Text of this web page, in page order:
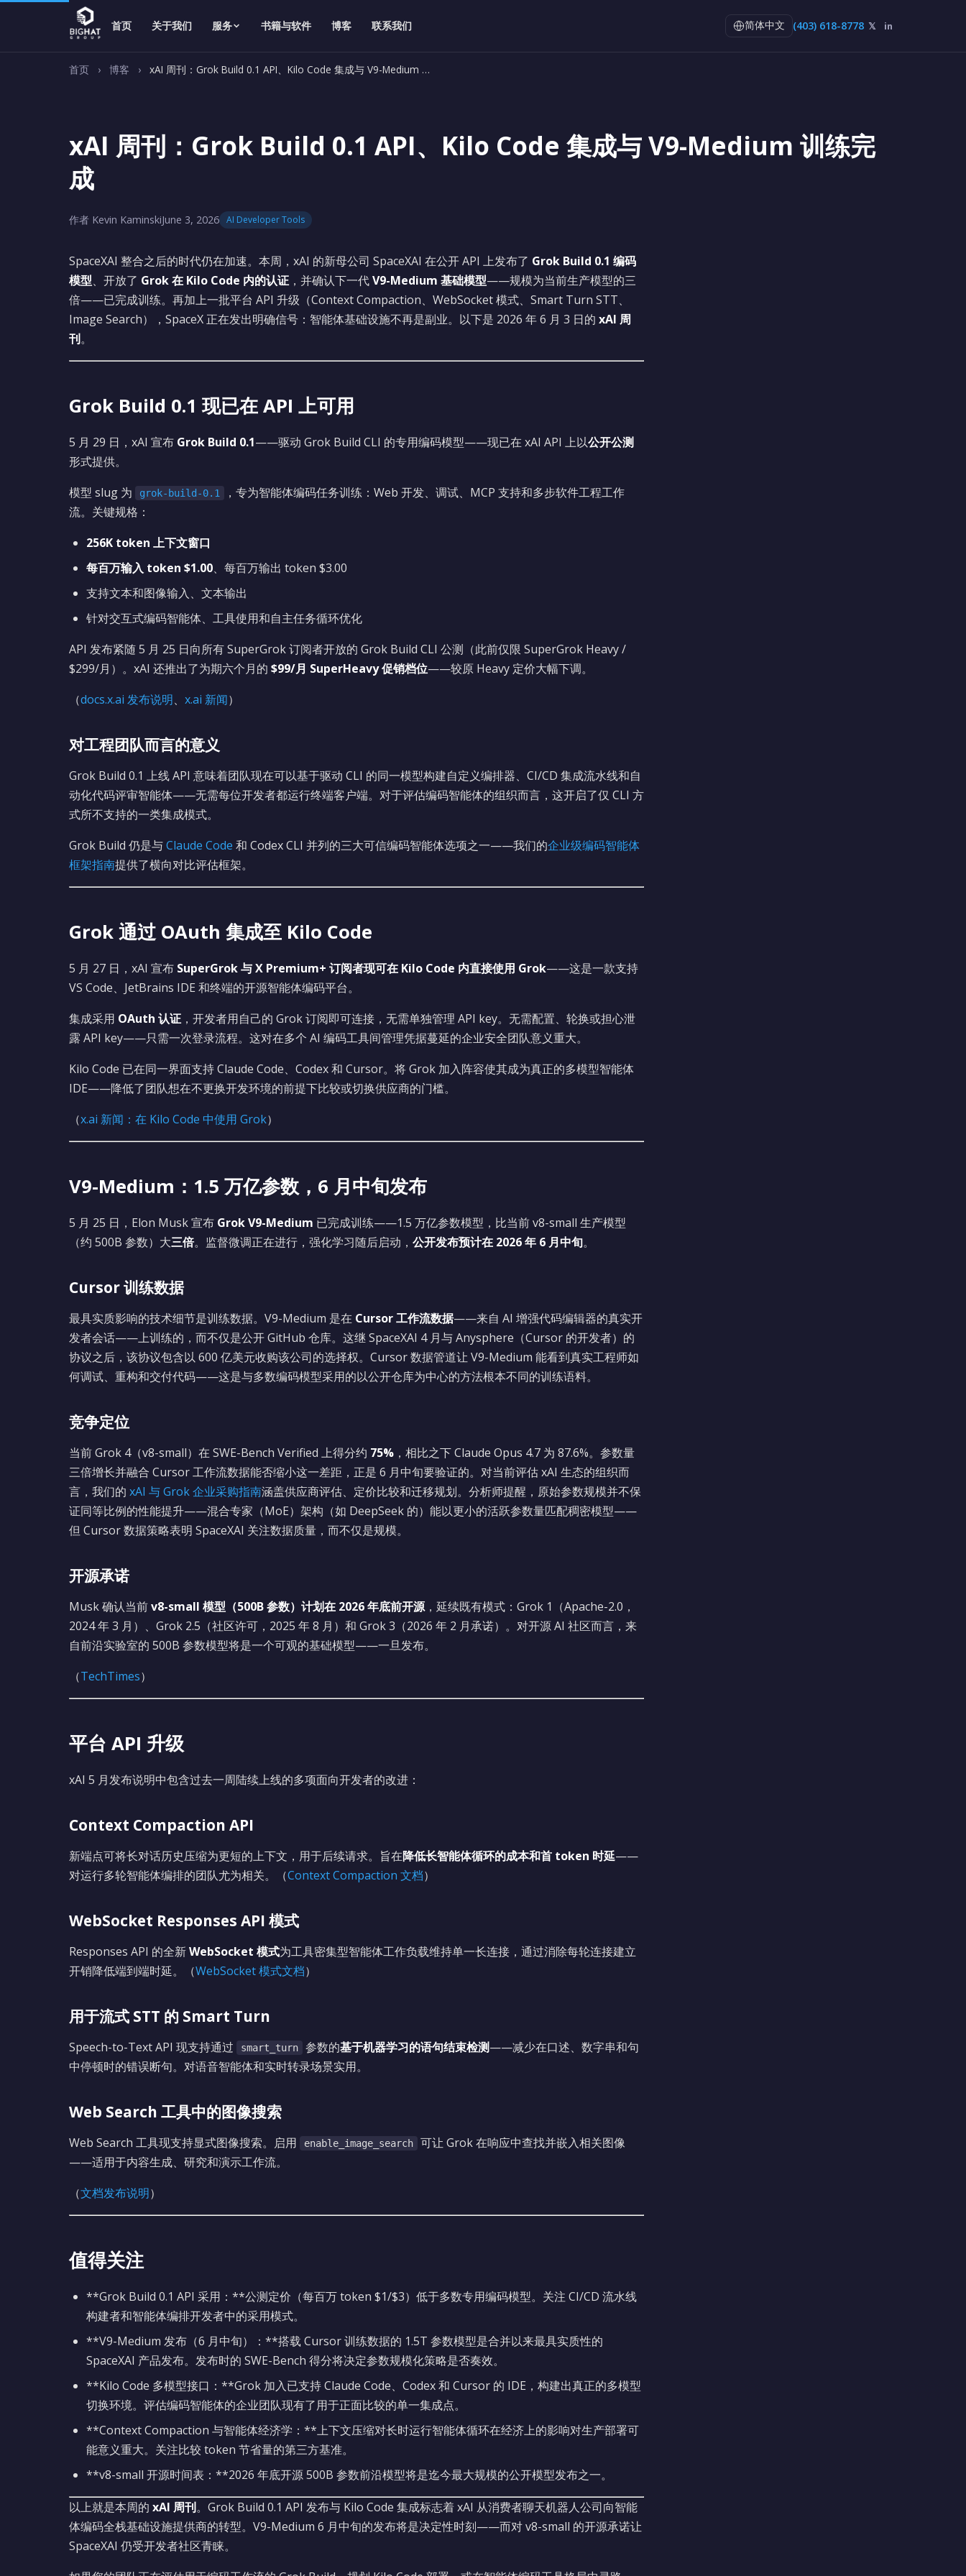
首页 关于我们 服务 书籍与软件 博客 联系我们 简体中文 (403) 618-8778 𝕏 in
首页 › 博客 › xAI 周刊：Grok Build 0.1 API、Kilo Code 集成与 V9-Medium …
xAI 周刊：Grok Build 0.1 API、Kilo Code 集成与 V9-Medium 训练完
成
作者 Kevin KaminskiJune 3, 2026 AI Developer Tools
SpaceXAI 整合之后的时代仍在加速。本周，xAI 的新母公司 SpaceXAI 在公开 API 上发布了 Grok Build 0.1 编码
模型、开放了 Grok 在 Kilo Code 内的认证 ，并确认下一代V9-Medium 基础模型——规模为当前生产模型的三
倍——已完成训练。再加上一批平台 API 升级（Context Compaction、WebSocket 模式、Smart Turn STT、
Image Search），SpaceX 正在发出明确信号：智能体基础设施不再是副业。以下是 2026 年 6 月 3 日的 xAI 周
刊。
Grok Build 0.1 现已在 API 上可用
5 月 29 日，xAI 宣布 Grok Build 0.1——驱动 Grok Build CLI 的专用编码模型——现已在 xAI API 上以公开公测
形式提供。
模型 slug 为
grok-build-0.1
，专为智能体编码任务训练：Web 开发、调试、MCP 支持和多步软件工程工作
流。关键规格：
256K token 上下文窗口
每百万输入 token $1.00、每百万输出 token $3.00
支持文本和图像输入、文本输出
针对交互式编码智能体、工具使用和自主任务循环优化
API 发布紧随 5 月 25 日向所有 SuperGrok 订阅者开放的 Grok Build CLI 公测（此前仅限 SuperGrok Heavy /
$299/月）。xAI 还推出了为期六个月的 $99/月 SuperHeavy 促销档位——较原 Heavy 定价大幅下调。
（docs.x.ai 发布说明、 x.ai 新闻）
对工程团队而言的意义
Grok Build 0.1 上线 API 意味着团队现在可以基于驱动 CLI 的同一模型构建自定义编排器、CI/CD 集成流水线和自
动化代码评审智能体——无需每位开发者都运行终端客户端。对于评估编码智能体的组织而言，这开启了仅 CLI 方
式所不支持的一类集成模式。
Grok Build 仍是与Claude Code 和 Codex CLI 并列的三大可信编码智能体选项之一——我们的企业级编码智能体
框架指南提供了横向对比评估框架。
Grok 通过 OAuth 集成至 Kilo Code
5 月 27 日，xAI 宣布 SuperGrok 与 X Premium+ 订阅者现可在 Kilo Code 内直接使用 Grok——这是一款支持
VS Code、JetBrains IDE 和终端的开源智能体编码平台。
集成采用 OAuth 认证 ，开发者用自己的 Grok 订阅即可连接，无需单独管理 API key。无需配置、轮换或担心泄
露 API key——只需一次登录流程。这对在多个 AI 编码工具间管理凭据蔓延的企业安全团队意义重大。
Kilo Code 已在同一界面支持 Claude Code、Codex 和 Cursor。将 Grok 加入阵容使其成为真正的多模型智能体
IDE——降低了团队想在不更换开发环境的前提下比较或切换供应商的门槛。
（x.ai 新闻：在 Kilo Code 中使用 Grok）
V9-Medium：1.5 万亿参数，6 月中旬发布
5 月 25 日，Elon Musk 宣布 Grok V9-Medium 已完成训练——1.5 万亿参数模型，比当前 v8-small 生产模型
（约 500B 参数）大三倍。监督微调正在进行，强化学习随后启动， 公开发布预计在 2026 年 6 月中旬。
Cursor 训练数据
最具实质影响的技术细节是训练数据。V9-Medium 是在 Cursor 工作流数据——来自 AI 增强代码编辑器的真实开
发者会话——上训练的，而不仅是公开 GitHub 仓库。这继 SpaceXAI 4 月与 Anysphere（Cursor 的开发者）的
协议之后，该协议包含以 600 亿美元收购该公司的选择权。Cursor 数据管道让 V9-Medium 能看到真实工程师如
何调试、重构和交付代码——这是与多数编码模型采用的以公开仓库为中心的方法根本不同的训练语料。
竞争定位
当前 Grok 4（v8-small）在 SWE-Bench Verified 上得分约 75% ，相比之下 Claude Opus 4.7 为 87.6%。参数量
三倍增长并融合 Cursor 工作流数据能否缩小这一差距，正是 6 月中旬要验证的。对当前评估 xAI 生态的组织而
言，我们的 xAI 与 Grok 企业采购指南涵盖供应商评估、定价比较和迁移规划。分析师提醒，原始参数规模并不保
证同等比例的性能提升——混合专家（MoE）架构（如 DeepSeek 的）能以更小的活跃参数量匹配稠密模型——
但 Cursor 数据策略表明 SpaceXAI 关注数据质量，而不仅是规模。
开源承诺
Musk 确认当前v8-small 模型（500B 参数）计划在 2026 年底前开源，延续既有模式：Grok 1（Apache-2.0，
2024 年 3 月）、Grok 2.5（社区许可，2025 年 8 月）和 Grok 3（2026 年 2 月承诺）。对开源 AI 社区而言，来
自前沿实验室的 500B 参数模型将是一个可观的基础模型——一旦发布。
（TechTimes）
平台 API 升级
xAI 5 月发布说明中包含过去一周陆续上线的多项面向开发者的改进：
Context Compaction API
新端点可将长对话历史压缩为更短的上下文，用于后续请求。旨在降低长智能体循环的成本和首 token 时延——
对运行多轮智能体编排的团队尤为相关。（Context Compaction 文档）
WebSocket Responses API 模式
Responses API 的全新WebSocket 模式为工具密集型智能体工作负载维持单一长连接，通过消除每轮连接建立
开销降低端到端时延。（WebSocket 模式文档）
用于流式 STT 的 Smart Turn
Speech-to-Text API 现支持通过 smart_turn 参数的基于机器学习的语句结束检测——减少在口述、数字串和句
中停顿时的错误断句。对语音智能体和实时转录场景实用。
Web Search 工具中的图像搜索
Web Search 工具现支持显式图像搜索。启用 enable_image_search
可让 Grok 在响应中查找并嵌入相关图像
——适用于内容生成、研究和演示工作流。
（文档发布说明）
值得关注
**Grok Build 0.1 API 采用：**公测定价（每百万 token $1/$3）低于多数专用编码模型。关注 CI/CD 流水线
构建者和智能体编排开发者中的采用模式。
**V9-Medium 发布（6 月中旬）：**搭载 Cursor 训练数据的 1.5T 参数模型是合并以来最具实质性的
SpaceXAI 产品发布。发布时的 SWE-Bench 得分将决定参数规模化策略是否奏效。
**Kilo Code 多模型接口：**Grok 加入已支持 Claude Code、Codex 和 Cursor 的 IDE，构建出真正的多模型
切换环境。评估编码智能体的企业团队现有了用于正面比较的单一集成点。
**Context Compaction 与智能体经济学：**上下文压缩对长时运行智能体循环在经济上的影响对生产部署可
能意义重大。关注比较 token 节省量的第三方基准。
**v8-small 开源时间表：**2026 年底开源 500B 参数前沿模型将是迄今最大规模的公开模型发布之一。
以上就是本周的 xAI 周刊。Grok Build 0.1 API 发布与 Kilo Code 集成标志着 xAI 从消费者聊天机器人公司向智能
体编码全栈基础设施提供商的转型。V9-Medium 6 月中旬的发布将是决定性时刻——而对 v8-small 的开源承诺让
SpaceXAI 仍受开发者社区青睐。